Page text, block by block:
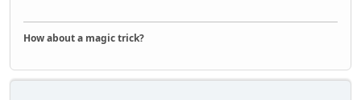
How about a magic trick?